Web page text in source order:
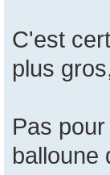
C'est
plus
Pas
balloune